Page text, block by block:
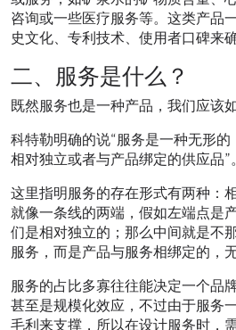
咨询或一些医疗服务等。这类产品
史文化、专利技术、使用者口碑来
二、服务是什么？
既然服务也是一种产品，我们应该
科特勒明确的说“服务是一种无形的
相对独立或者与产品绑定的供应品”。
这里指明服务的存在形式有两种：
就像一条线的两端，假如左端点是
们是相对独立的；那么中间就是不
服务，而是产品与服务相绑定的，
服务的占比多寡往往能决定一个品
甚至是规模化效应，不过由于服务
毛利来支撑，所以在设计服务时，